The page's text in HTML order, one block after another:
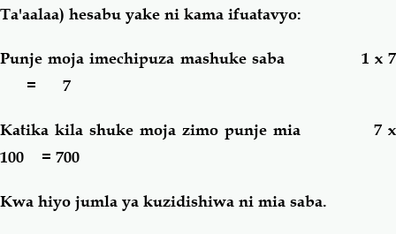
Ta'aalaa) hesabu yake ni kama ifuatavyo:
Punje moja imechipuza mashuke saba 1 x 7
= 7
Katika kila shuke moja zimo punje mia 7 x
100 = 700
Kwa hiyo jumla ya kuzidishiwa ni mia saba.